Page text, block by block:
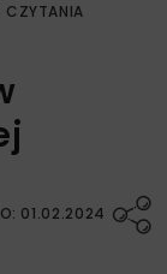
CZYTANIA
01.02.2024